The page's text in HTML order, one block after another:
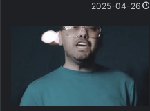
2025-04-26